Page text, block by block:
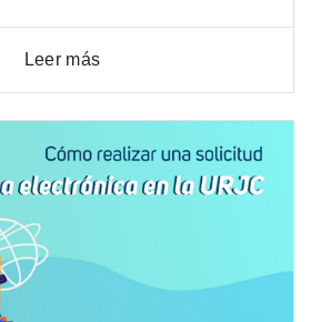
Leer más